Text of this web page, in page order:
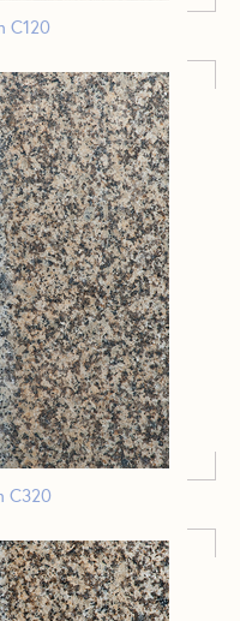
C120
C320